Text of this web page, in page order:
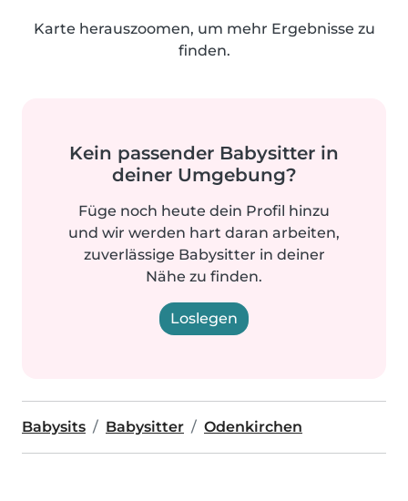
Karte herauszoomen, um mehr Ergebnisse zu
finden.
Kein passender Babysitter in
deiner Umgebung?
Füge noch heute dein Profil hinzu
und wir werden hart daran arbeiten,
zuverlässige Babysitter in deiner
Nähe zu finden.
Loslegen
Babysits Babysitter Odenkirchen